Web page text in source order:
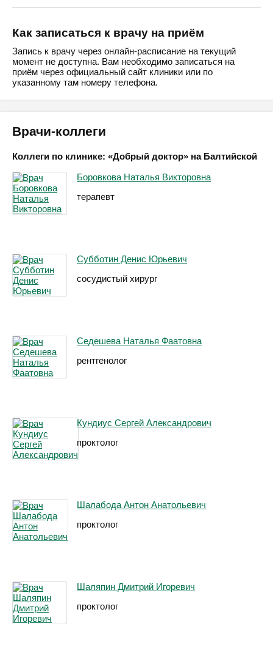
Как записаться к врачу на приём
Запись к врачу через онлайн-расписание на текущий
момент не доступна. Вам необходимо записаться на
приём через официальный сайт клиники или по
указанному там номеру телефона.
Врачи-коллеги
Коллеги по клинике: «Добрый доктор» на Балтийской
Боровкова Наталья Викторовна
терапевт
Субботин Денис Юрьевич
сосудистый хирург
Седешева Наталья Фаатовна
рентгенолог
Кундиус Сергей Александрович
проктолог
Шалабода Антон Анатольевич
проктолог
Шаляпин Дмитрий Игоревич
проктолог